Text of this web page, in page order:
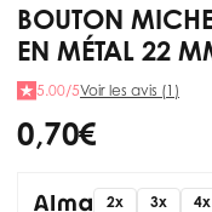
BOUTON
EN MÉTAL 22
5.00/5Voir les avis (1)
0,70 €
2x 3x
4x